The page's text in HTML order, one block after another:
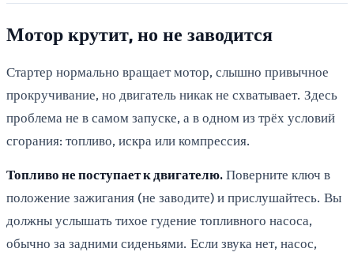
Мотор крутит, но не заводится
Стартер нормально вращает мотор, слышно привычное
прокручивание, но двигатель никак не схватывает. Здесь
проблема не в самом запуске, а в одном из трёх условий
сгорания: топливо, искра или компрессия.
Топливо не поступает к двигателю.Поверните ключ в
положение зажигания (не заводите) и прислушайтесь. Вы
должны услышать тихое гудение топливного насоса,
обычно за задними сиденьями. Если звука нет, насос,